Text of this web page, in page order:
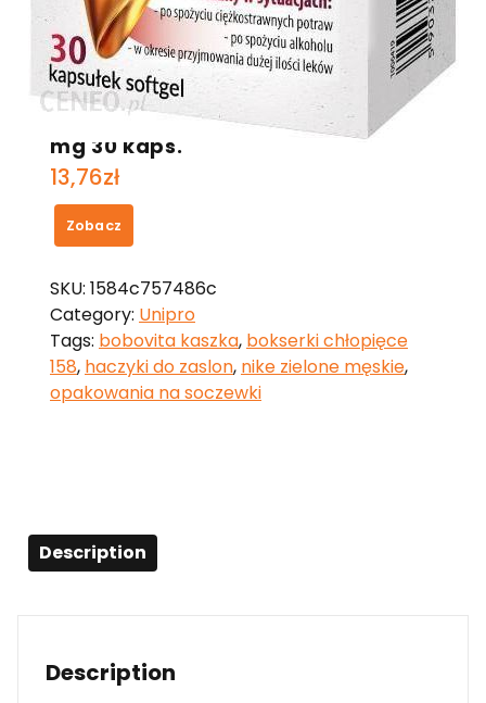
ActivLab Essepatil Extra Max 600
mg 30 kaps.
13,76zł
Zobacz
SKU: 1584c757486c
Category: Unipro
Tags: bobovita kaszka, bokserki chłopięce
158, haczyki do zaslon, nike zielone męskie,
opakowania na soczewki
Description
Description